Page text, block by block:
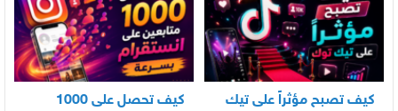
كيف تصبح مؤثراً على تيك
كيف تحصل على 1000